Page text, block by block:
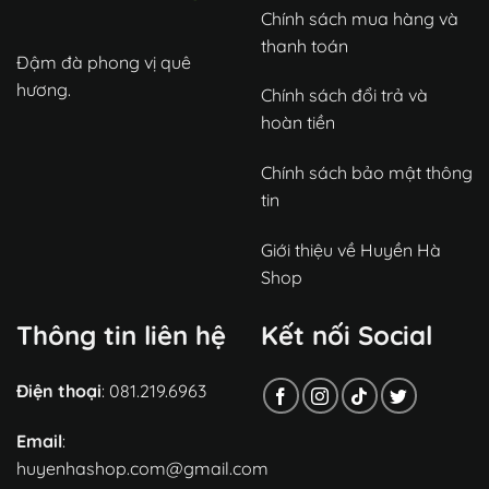
Đậm đà phong vị quê
hương.
Chính sách mua hàng và
thanh toán
Chính sách đổi trả và
hoàn tiền
Chính sách bảo mật thông
tin
Giới thiệu về Huyền Hà
Shop
Thông tin liên hệ
Điện thoại: 081.219.6963
Email:
huyenhashop.com@gmail.com
Kết nối Social